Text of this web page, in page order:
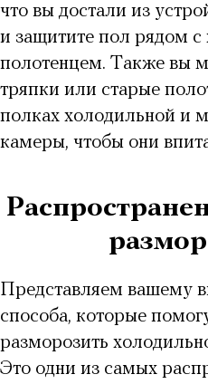
что вы достали из
и защитите пол рядом
полотенцем. Также вы
тряпки или старые
полках холодильной и
камеры, чтобы они
Представляем вашему
способа, которые
разморозить
Это одни из самых